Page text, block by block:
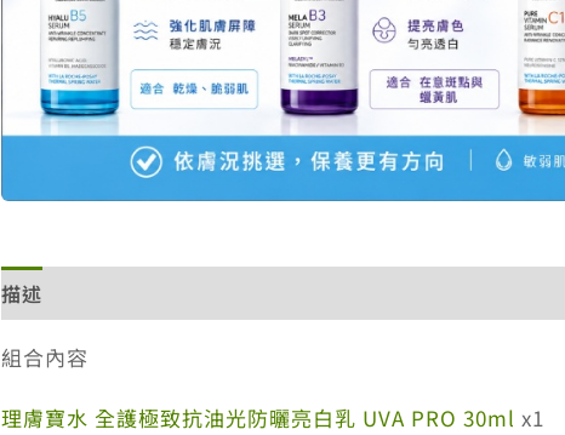
30ml
送
30ml
數
量
描述
組合內容
理膚寶水 全護極致抗油光防曬亮白乳 UVA PRO 30ml x1